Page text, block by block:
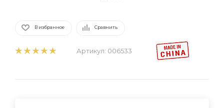
В избранное Сравнить
Артикул: 006533